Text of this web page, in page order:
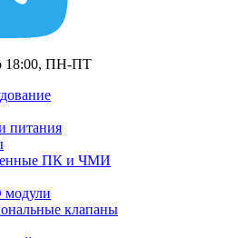
18:00, ПН-ПТ
питания
ПК и ЧМИ
клапаны